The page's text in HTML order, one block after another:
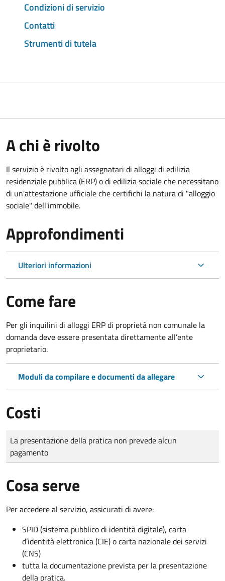
Condizioni di servizio
Contatti
Strumenti di tutela
A chi è rivolto
Il servizio è rivolto agli assegnatari di alloggi di edilizia
residenziale pubblica (ERP) o di edilizia sociale che necessitano
di un'attestazione ufficiale che certifichi la natura di "alloggio
sociale" dell'immobile.
Approfondimenti
Ulteriori informazioni
Come fare
Per gli inquilini di alloggi ERP di proprietà non comunale la
domanda deve essere presentata direttamente all’ente
proprietario.
Moduli da compilare e documenti da allegare
Costi
Tipo di pagamento
Importo
La presentazione della pratica non prevede alcun
pagamento
Cosa serve
Per accedere al servizio, assicurati di avere:
SPID (sistema pubblico di identità digitale), carta
d’identità elettronica (CIE) o carta nazionale dei servizi
(CNS)
tutta la documentazione prevista per la presentazione
della pratica.